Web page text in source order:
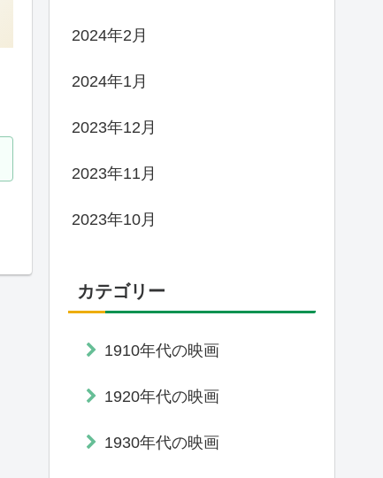
2024年2月
2024年1月
2023年12月
2023年11月
2023年10月
カテゴリー
1910年代の映画
1920年代の映画
1930年代の映画